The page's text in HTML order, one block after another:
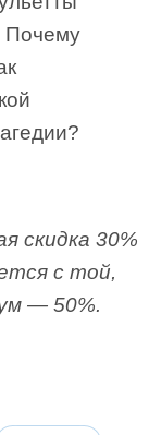
Почему
скидка 30%
с той,
— 50%.